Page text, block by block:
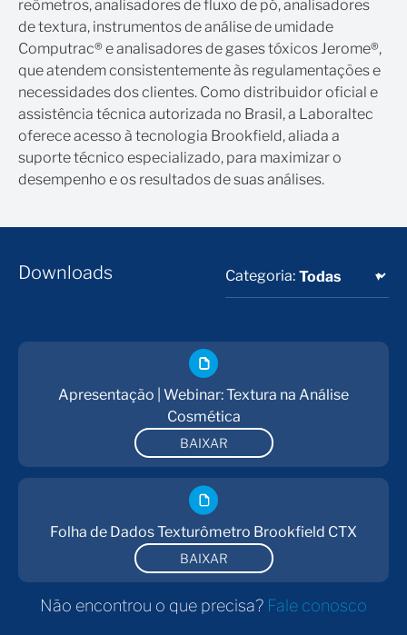
reômetros, analisadores de fluxo de pó, analisadores
de textura, instrumentos de análise de umidade
Computrac® e analisadores de gases tóxicos Jerome®,
que atendem consistentemente às regulamentações e
necessidades dos clientes. Como distribuidor oficial e
assistência técnica autorizada no Brasil, a Laboraltec
oferece acesso à tecnologia Brookfield, aliada a
suporte técnico especializado, para maximizar o
desempenho e os resultados de suas análises.
Downloads Categoria:
Apresentação | Webinar: Textura na Análise
Cosmética
BAIXAR
Folha de Dados Texturômetro Brookfield CTX
BAIXAR
Não encontrou o que precisa? Fale conosco